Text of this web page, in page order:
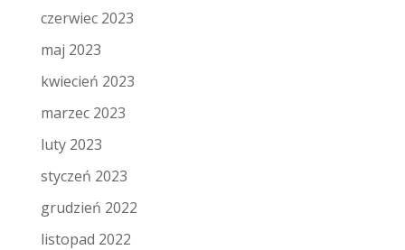
czerwiec 2023
maj 2023
kwiecień 2023
marzec 2023
luty 2023
styczeń 2023
grudzień 2022
listopad 2022